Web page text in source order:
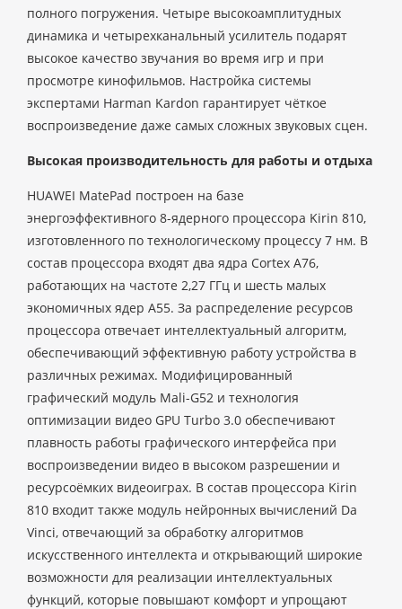
полного погружения. Четыре высокоамплитудных
динамика и четырехканальный усилитель подарят
высокое качество звучания во время игр и при
просмотре кинофильмов. Настройка системы
экспертами Harman Kardon гарантирует чёткое
воспроизведение даже самых сложных звуковых сцен.
Высокая производительность для работы и отдыха
HUAWEI MatePad построен на базе
энергоэффективного 8-ядерного процессора Kirin 810,
изготовленного по технологическому процессу 7 нм. В
состав процессора входят два ядра Cortex A76,
работающих на частоте 2,27 ГГц и шесть малых
экономичных ядер A55. За распределение ресурсов
процессора отвечает интеллектуальный алгоритм,
обеспечивающий эффективную работу устройства в
различных режимах. Модифицированный
графический модуль Mali-G52 и технология
оптимизации видео GPU Turbo 3.0 обеспечивают
плавность работы графического интерфейса при
воспроизведении видео в высоком разрешении и
ресурсоёмких видеоиграх. В состав процессора Kirin
810 входит также модуль нейронных вычислений Da
Vinci, отвечающий за обработку алгоритмов
искусственного интеллекта и открывающий широкие
возможности для реализации интеллектуальных
функций, которые повышают комфорт и упрощают